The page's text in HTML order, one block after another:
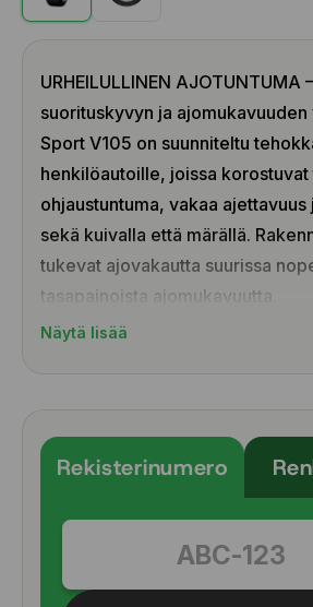
URHEILULLINEN AJOTUNTUMA
suorituskyvyn ja ajomukavuuden
Sport V105 on suunniteltu
henkilöautoille, joissa korostuvat
ohjaustuntuma, vakaa ajettavuus
sekä kuivalla että märällä.
tukevat ajovakautta suurissa
tasapainoista ajomukavuutta.
Muuttuva uraleveys
lisää ajomukavuutta
Leveät olkapääpalat
tukevat pitoa kaarreajossa
Epäsymmetrinen pintakuvio
sekä kuivalla että märällä
Multi-pitch-rakenne
Näytä lisää
Rekisterinumero